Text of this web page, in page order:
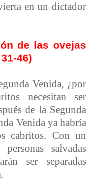
en un dictador
de las ovejas
46)
Venida, ¿por
necesitan ser
de la Segunda
Venida ya habría
cabritos. Con un
salvadas
ser separadas